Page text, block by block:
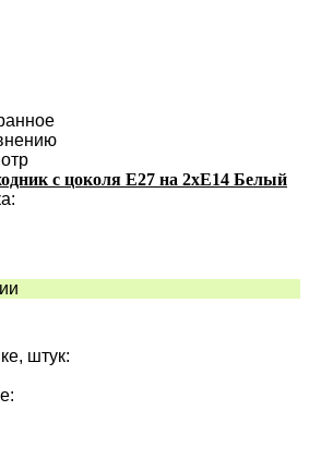
с цоколя E27 на 2хE14 Белый
:
штук:
: